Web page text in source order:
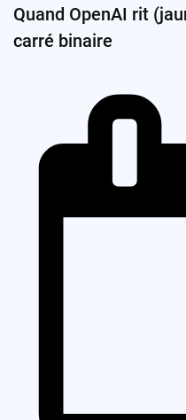
Quand OpenAI rit
carré binaire